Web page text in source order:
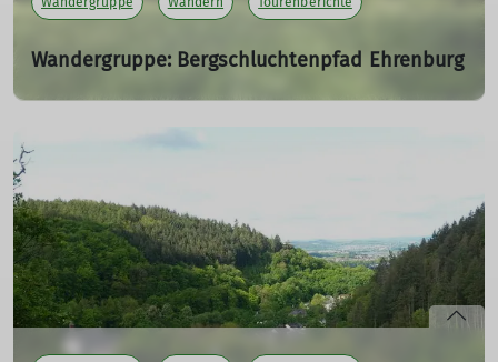
Wandergruppe: Bergschluchtenpfad Ehrenburg
19.05.2024
Eine Wanderung mit Hindernissen auf dem Traumpfad
"Bergschluchtenpfad"
mehr erfahren